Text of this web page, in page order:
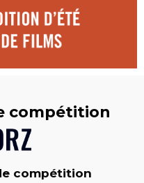
compétition
compétition